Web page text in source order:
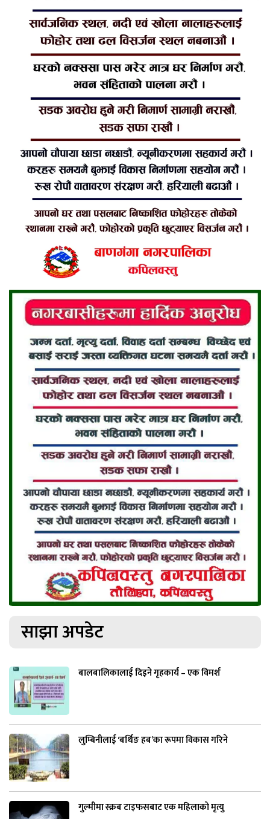
साझा अपडेट
बालबालिकालाई दिइने गृहकार्य – एक विमर्श
लुम्बिनीलाई ‘बर्थिङ हब’का रूपमा विकास गरिने
गुल्मीमा स्क्रब टाइफसबाट एक महिलाको मृत्यु